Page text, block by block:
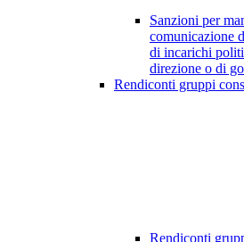
Sanzioni per
comunicazione
di incarichi
direzione o di
Rendiconti gruppi
Rendiconti